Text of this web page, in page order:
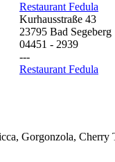
Restaurant Fedula
Kurhausstraße 43
23795 Bad Segeberg
04451 - 2939
---
Restaurant Fedula
Gorgonzola,